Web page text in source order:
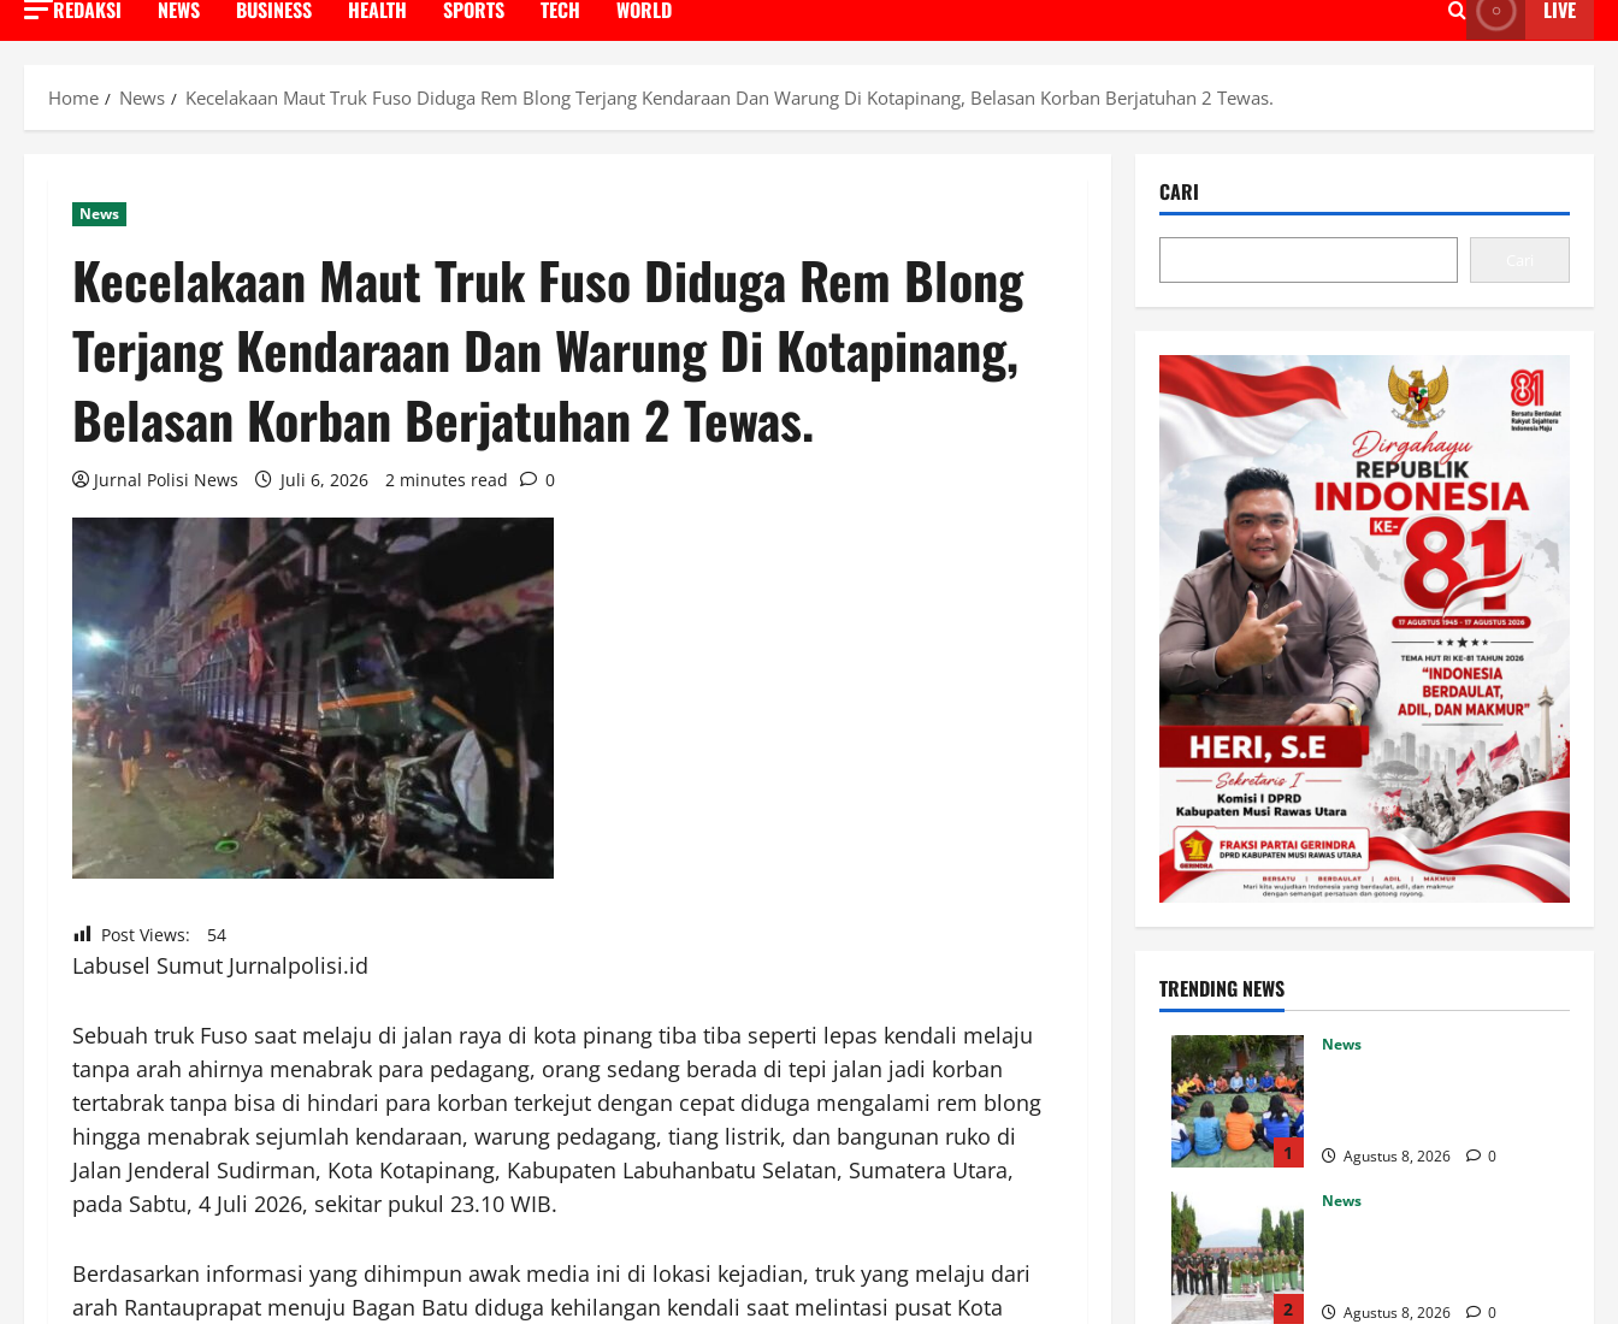
REDAKSI NEWS BUSINESS HEALTH SPORTS TECH WORLD LIVE
Home News Kecelakaan Maut Truk Fuso Diduga Rem Blong Terjang Kendaraan Dan Warung Di Kotapinang, Belasan Korban Berjatuhan 2 Tewas.
News
Kecelakaan Maut Truk Fuso Diduga Rem Blong
Terjang Kendaraan Dan Warung Di Kotapinang,
Belasan Korban Berjatuhan 2 Tewas.
Jurnal Polisi News Juli 6, 2026 2 minutes read 0
Post Views: 54
Labusel Sumut Jurnalpolisi.id
Sebuah truk Fuso saat melaju di jalan raya di kota pinang tiba tiba seperti lepas kendali melaju
tanpa arah ahirnya menabrak para pedagang, orang sedang berada di tepi jalan jadi korban
tertabrak tanpa bisa di hindari para korban terkejut dengan cepat diduga mengalami rem blong
hingga menabrak sejumlah kendaraan, warung pedagang, tiang listrik, dan bangunan ruko di
Jalan Jenderal Sudirman, Kota Kotapinang, Kabupaten Labuhanbatu Selatan, Sumatera Utara,
pada Sabtu, 4 Juli 2026, sekitar pukul 23.10 WIB.
Berdasarkan informasi yang dihimpun awak media ini di lokasi kejadian, truk yang melaju dari
arah Rantauprapat menuju Bagan Batu diduga kehilangan kendali saat melintasi pusat Kota
CARI
TRENDING NEWS
1
News
Agustus 8, 2026 0
2
News
Agustus 8, 2026 0